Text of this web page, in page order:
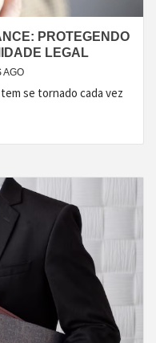
PROTEGENDO
LEGAL
AGO
se tornado cada vez